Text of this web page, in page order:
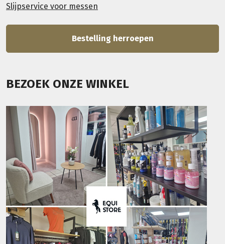
Slijpservice voor messen
Bestelling herroepen
BEZOEK ONZE WINKEL